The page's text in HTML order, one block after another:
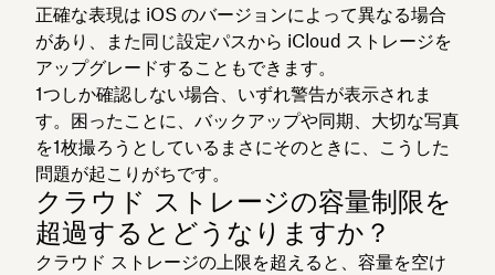
正確な表現は iOS のバージョンによって異なる場合
があり、また同じ設定パスから iCloud ストレージを
アップグレードすることもできます。
1つしか確認しない場合、いずれ警告が表示されま
す。困ったことに、バックアップや同期、大切な写真
を1枚撮ろうとしているまさにそのときに、こうした
問題が起こりがちです。
クラウド ストレージの容量制限を
超過するとどうなりますか？
クラウド ストレージの上限を超えると、容量を空け